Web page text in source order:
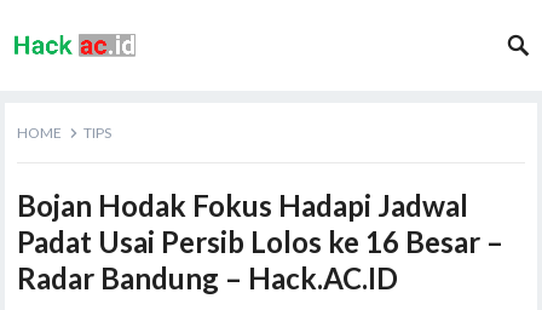
HOME TIPS
Bojan Hodak Fokus Hadapi Jadwal
Padat Usai Persib Lolos ke 16 Besar –
Radar Bandung – Hack.AC.ID